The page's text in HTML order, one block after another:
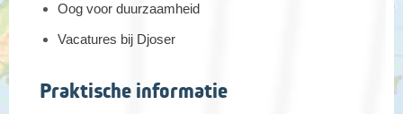
Oog voor duurzaamheid
Vacatures bij Djoser
Praktische informatie